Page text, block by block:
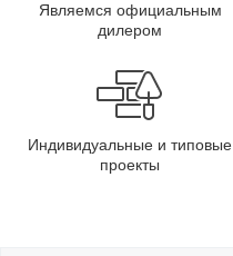
Являемся официальным
дилером
Индивидуальные и типовые
проекты